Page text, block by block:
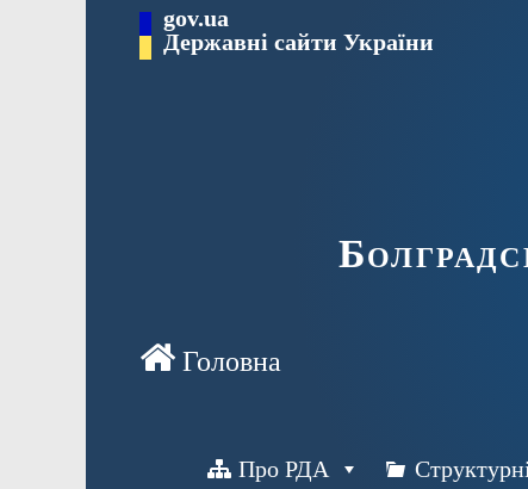
Перейти gov.ua
Державні сайти України
Про РДА